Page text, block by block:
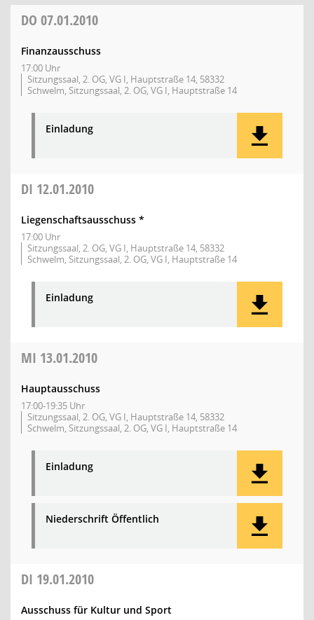
DO 07.01.2010
Finanzausschuss
17:00 Uhr
Sitzungssaal, 2. OG, VG I, Hauptstraße 14, 58332
Schwelm, Sitzungssaal, 2. OG, VG I, Hauptstraße 14
Einladung
DI 12.01.2010
Liegenschaftsausschuss *
17:00 Uhr
Sitzungssaal, 2. OG, VG I, Hauptstraße 14, 58332
Schwelm, Sitzungssaal, 2. OG, VG I, Hauptstraße 14
Einladung
MI 13.01.2010
Hauptausschuss
17:00-19:35 Uhr
Sitzungssaal, 2. OG, VG I, Hauptstraße 14, 58332
Schwelm, Sitzungssaal, 2. OG, VG I, Hauptstraße 14
Einladung
Niederschrift Öffentlich
DI 19.01.2010
Ausschuss für Kultur und Sport